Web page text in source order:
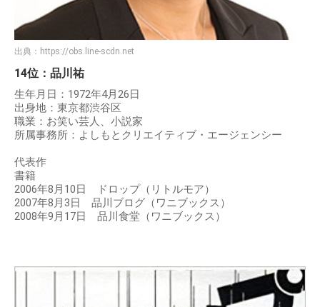
出典： https://obs.line-scdn.net
14位：品川祐
生年月日：1972年4月26日
出身地：東京都渋谷区
職業：お笑い芸人、小説家
所属事務所：よしもとクリエイティブ・エージェンシー
代表作
書籍
2006年8月10日 ドロップ（リトルモア）
2007年8月3日 品川ブログ（ワニブックス）
2008年9月17日 品川食堂（ワニブックス）